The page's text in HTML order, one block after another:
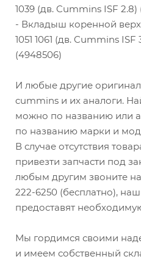
1039 (дв. Cummins ISF 2.8)
- Вкладыш коренной
1051 1061 (дв. Cummins ISF
(4948506)
И любые другие
cummins и их аналоги.
можно по названию или
по названию марки и
В случае отсутствия
привезти запчасти под
любым другим звоните
222-6250 (бесплатно),
предоставят
Мы гордимся своими
и имеем собственный